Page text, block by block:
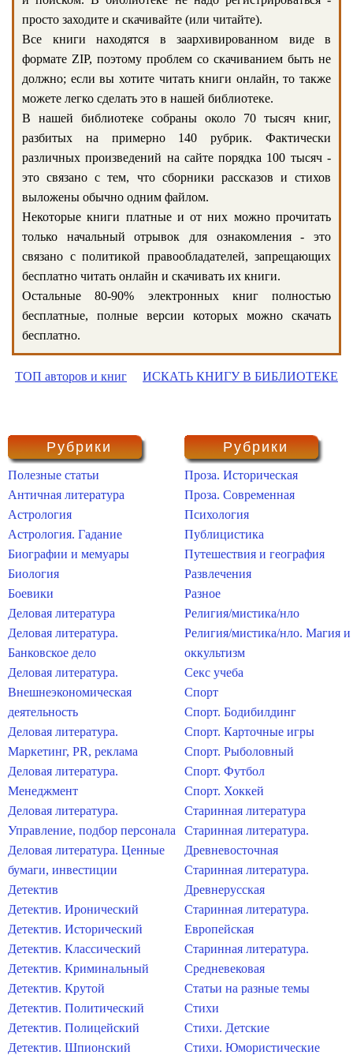
просто заходите и скачивайте (или читайте).
Все книги находятся в заархивированном виде в
формате ZIP, поэтому проблем со скачиванием быть не
должно; если вы хотите читать книги онлайн, то также
можете легко сделать это в нашей библиотеке.
В нашей библиотеке собраны около 70 тысяч книг,
разбитых на примерно 140 рубрик. Фактически
различных произведений на сайте порядка 100 тысяч -
это связано с тем, что сборники рассказов и стихов
выложены обычно одним файлом.
Некоторые книги платные и от них можно прочитать
только начальный отрывок для ознакомления - это
связано с политикой правообладателей, запрещающих
бесплатно читать онлайн и скачивать их книги.
Остальные 80-90% электронных книг полностью
бесплатные, полные версии которых можно скачать
бесплатно.
ТОП авторов и книг ИСКАТЬ КНИГУ В БИБЛИОТЕКЕ
Рубрики
Полезные статьи
Античная литература
Астрология
Астрология. Гадание
Биографии и мемуары
Биология
Боевики
Деловая литература
Деловая литература.
Банковское дело
Деловая литература.
Внешнеэкономическая
деятельность
Деловая литература.
Маркетинг, PR, реклама
Деловая литература.
Менеджмент
Деловая литература.
Управление, подбор персонала
Деловая литература. Ценные
бумаги, инвестиции
Детектив
Детектив. Иронический
Детектив. Исторический
Детектив. Классический
Детектив. Криминальный
Детектив. Крутой
Детектив. Политический
Детектив. Полицейский
Детектив. Шпионский
Рубрики
Проза. Историческая
Проза. Современная
Психология
Публицистика
Путешествия и география
Развлечения
Разное
Религия/мистика/нло
Религия/мистика/нло. Магия и
оккультизм
Секс учеба
Спорт
Спорт. Бодибилдинг
Спорт. Карточные игры
Спорт. Рыболовный
Спорт. Футбол
Спорт. Хоккей
Старинная литература
Старинная литература.
Древневосточная
Старинная литература.
Древнерусская
Старинная литература.
Европейская
Старинная литература.
Средневековая
Статьи на разные темы
Стихи
Стихи. Детские
Стихи. Юмористические